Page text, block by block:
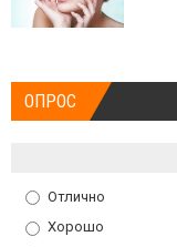
ОПРОС
Отлично
Хорошо